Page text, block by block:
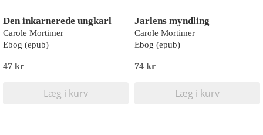
Den inkarnerede ungkarl
Carole Mortimer
Ebog (epub)
47 kr
Læg i kurv
Jarlens myndling
Carole Mortimer
Ebog (epub)
74 kr
Læg i kurv